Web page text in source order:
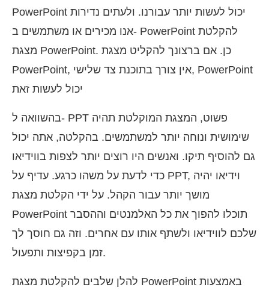
PowerPoint יכול לעשות יותר עבורנו. ולעתים נדירות
אנו מכירים או משתמשים ב- PowerPoint להקלטת
מצגת PowerPoint. כן. אם ברצונך להקליט מצגת
PowerPoint, אין צורך בתוכנת צד שלישי, PowerPoint
יכול לעשות זאת
בהשוואה ל- PPT פשוט, המצגת המוקלטת תהיה
שימושית ונוחה יותר למשתמשים. בהקלטה, אתה יכול
גם להוסיף תיקו. ואנשים היו רוצים יותר לצפות בווידיאו
כדי לדעת על משהו כרגע. עדיף על PPT, וידיאו יהיה
מושך יותר עבור הקהל. על ידי הקלטת מצגת
PowerPoint תוכלו להפוך את כל האלמנטים וההסבר
שלכם לווידיאו ולשתף אותו עם אחרים. וזה גם חוסך לך
זמן בקפיצות ותפעול.
להלן שלבים להקלטת מצגת PowerPoint באמצעות